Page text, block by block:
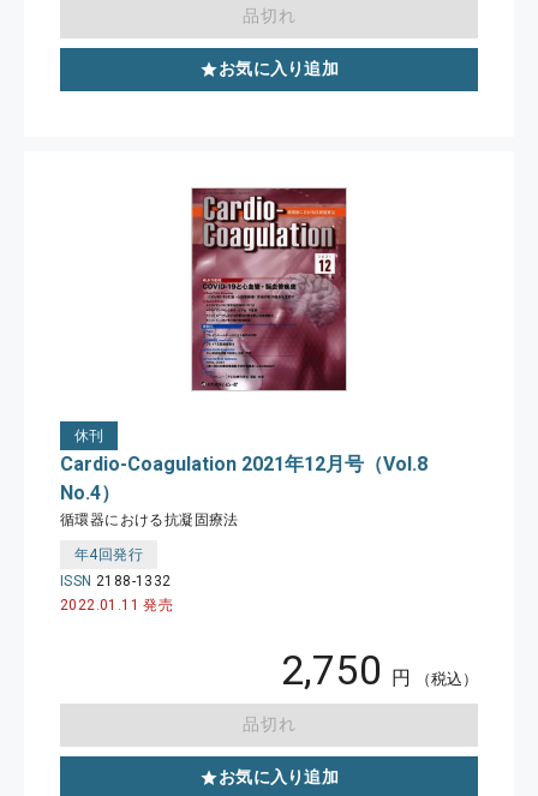
品切れ
お気に入り追加
休刊
Cardio-Coagulation 2021年12月号（Vol.8
No.4）
循環器における抗凝固療法
年4回発行
ISSN 2188-1332
2022.01.11 発売
2,750 円 （税込）
品切れ
お気に入り追加